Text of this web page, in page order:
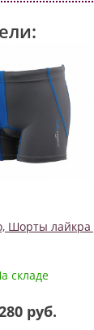
Шорты лайкра
складе
руб.